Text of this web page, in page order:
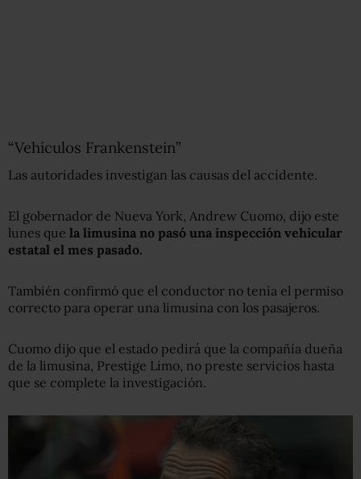
“Vehículos Frankenstein”
Las autoridades investigan las causas del accidente.
El gobernador de Nueva York, Andrew Cuomo, dijo este
lunes que la limusina no pasó una inspección vehicular
estatal el mes pasado.
También confirmó que el conductor no tenía el permiso
correcto para operar una limusina con los pasajeros.
Cuomo dijo que el estado pedirá que la compañía dueña
de la limusina, Prestige Limo, no preste servicios hasta
que se complete la investigación.